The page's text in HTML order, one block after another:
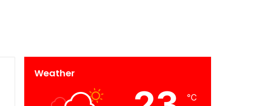
Weather
℃